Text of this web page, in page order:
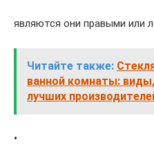
являются они правыми или
Читайте также:
ванной комнаты:
лучших
•